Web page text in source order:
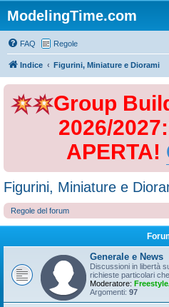
ModelingTime.com
FAQ Regole
Indice Figurini, Miniature e Diorami
Group
2026/
APERTA!
Figurini, Miniature e
Regole del forum
Generale e News
Discussioni in libertà
richieste particolari
Moderatore:
Argomenti: 97